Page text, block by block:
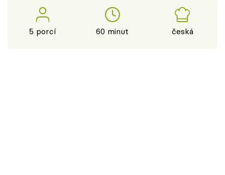
Sledujte nás
5 porcí 60 minut česká